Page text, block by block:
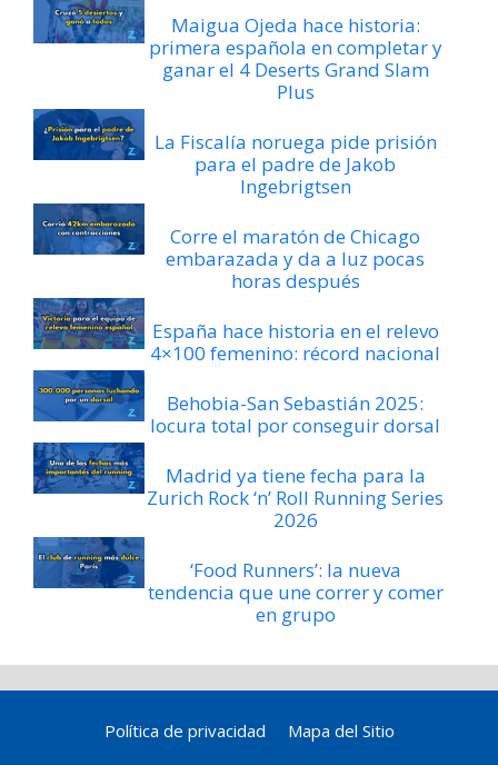
Maigua Ojeda hace historia:
primera española en completar y
ganar el 4 Deserts Grand Slam
Plus
La Fiscalía noruega pide prisión
para el padre de Jakob
Ingebrigtsen
Corre el maratón de Chicago
embarazada y da a luz pocas
horas después
España hace historia en el relevo
4×100 femenino: récord nacional
Behobia-San Sebastián 2025:
locura total por conseguir dorsal
Madrid ya tiene fecha para la
Zurich Rock ‘n’ Roll Running Series
2026
‘Food Runners’: la nueva
tendencia que une correr y comer
en grupo
Política de privacidad
Mapa del Sitio